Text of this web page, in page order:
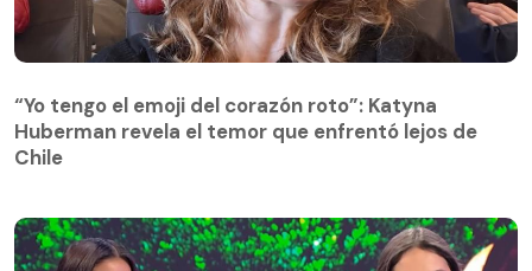
“Yo tengo el emoji del corazón roto”: Katyna
Huberman revela el temor que enfrentó lejos de
Chile